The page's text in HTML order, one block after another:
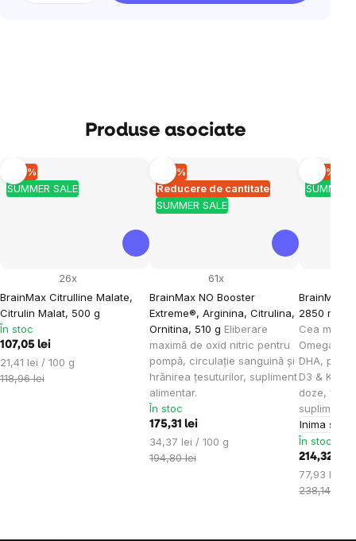
Produse asociate
SUMMER SALE
–10 %
BrainMax Citrulline Malate,
Citrulin Malat, 500 g
26x
În stoc
107,05 lei
Evaluare
preţ:
21,41 lei / 100 g
118,96 lei
Reducere de cantitate
SUMMER SALE
–10 %
BrainMax NO Booster
Extreme®, Arginina, Citrulina,
Ornitina, 510 g Eliberare
maximă de oxid nitric pentru
pompă, circulație sanguină și
hrănirea țesuturilor, supliment
alimentar.
61x
În stoc
175,31 lei
Evaluare
preţ:
34,37 lei / 100 g
194,80 lei
SUMMER
–10 %
BrainMax
2850 mg
Cea mai
Omega 3,
DHA,
D3 & K2,
doze,
supliment
Inima și
În stoc
214,32 lei
Evaluare
preţ:
77,93 lei /
238,14 lei